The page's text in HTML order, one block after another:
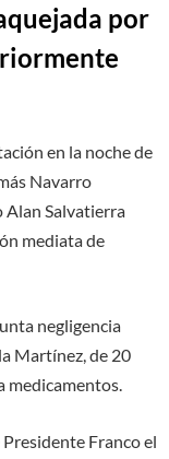
por
en la noche de
Navarro
Alan Salvatierra
mediata de
negligencia
Martínez, de 20
medicamentos.
Franco el